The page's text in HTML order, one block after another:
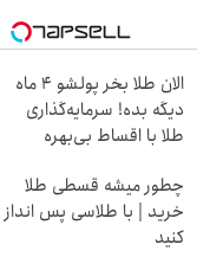
الان طلا بخر پولشو 4 ماه
دیگه بده! سرمایه‌گذاری
طلا با اقساط بی‌بهره
چطور میشه قسطی طلا
خرید | با طلاسی پس انداز
کنید